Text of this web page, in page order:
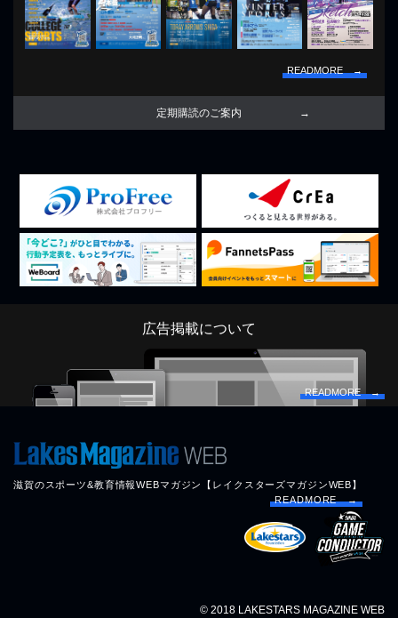
READMORE →
定期購読のご案内
広告掲載について
READMORE →
滋賀のスポーツ&教育情報WEBマガジン【レイクスターズマガジンWEB】
READMORE →
© 2018 LAKESTARS MAGAZINE WEB